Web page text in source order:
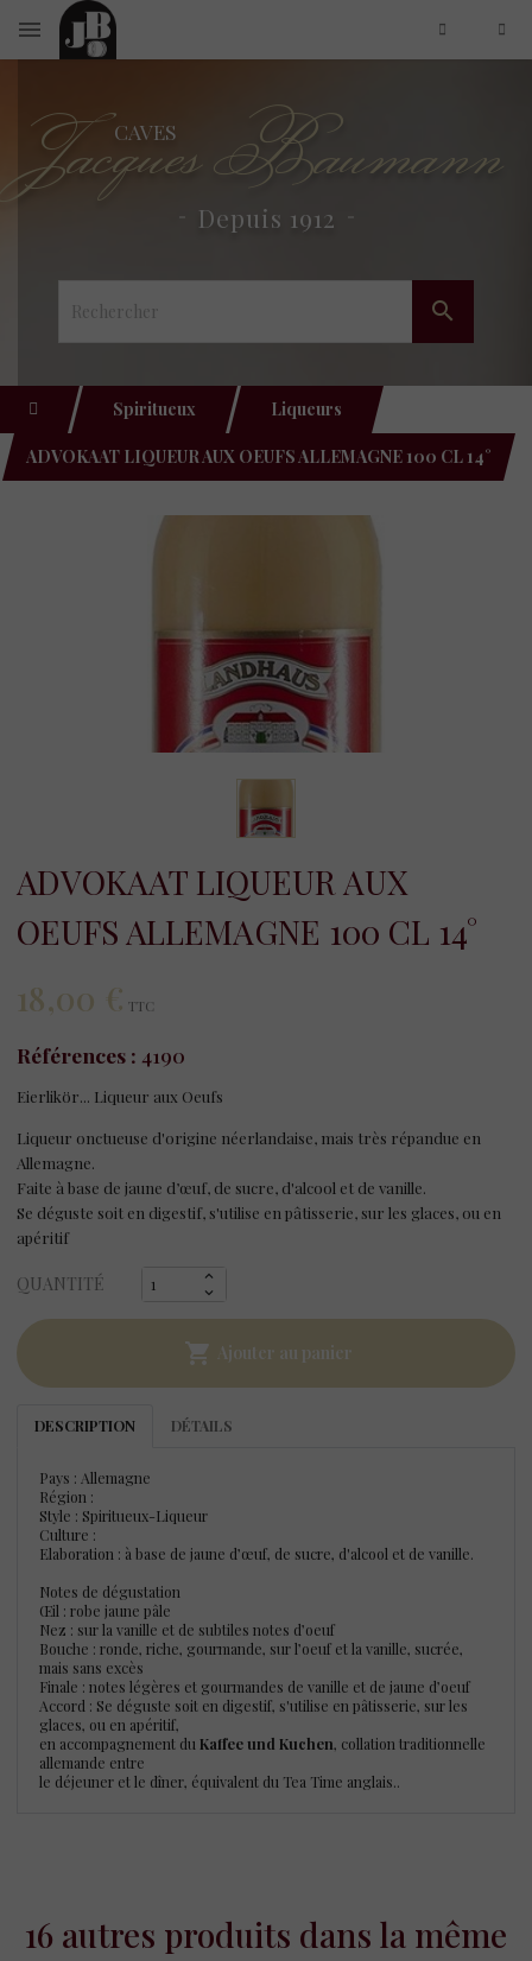
CAVES
Jacques Baumann
Depuis 1912

Spiritueux Liqueurs
ADVOKAAT LIQUEUR AUX OEUFS ALLEMAGNE 100 CL 14°
ADVOKAAT LIQUEUR AUX
OEUFS ALLEMAGNE 100 CL 14°
18,00 € TTC
Références : 4190
Eierlikör... Liqueur aux Oeufs
Liqueur onctueuse d'origine néerlandaise, mais très répandue en
Allemagne.
Faite à base de jaune d’œuf, de sucre, d'alcool et de vanille.
Se déguste soit en digestif, s'utilise en pâtisserie, sur les glaces, ou en
apéritif
QUANTITÉ
 Ajouter au panier
DESCRIPTION DÉTAILS
Pays : Allemagne
Région :
Style : Spiritueux-Liqueur
Culture :
Elaboration : à base de jaune d’œuf, de sucre, d'alcool et de vanille.
Notes de dégustation
Œil : robe jaune pâle
Nez : sur la vanille et de subtiles notes d’oeuf
Bouche : ronde, riche, gourmande, sur l’oeuf et la vanille, sucrée,
mais sans excès
Finale : notes légères et gourmandes de vanille et de jaune d’oeuf
Accord : Se déguste soit en digestif, s'utilise en pâtisserie, sur les
glaces, ou en apéritif,
en accompagnement duKaffee und Kuchen, collation traditionnelle
allemande entre
le déjeuner et le dîner, équivalent du Tea Time anglais..
16 autres produits dans la même